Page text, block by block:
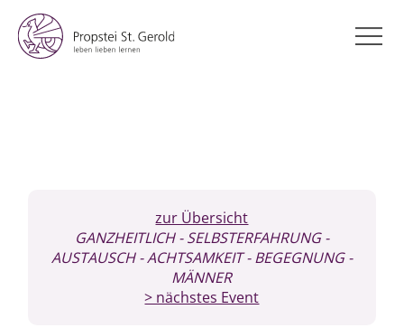
zur Übersicht
GANZHEITLICH- SELBSTERFAHRUNG-
AUSTAUSCH- ACHTSAMKEIT- BEGEGNUNG-
MÄNNER
> nächstes Event